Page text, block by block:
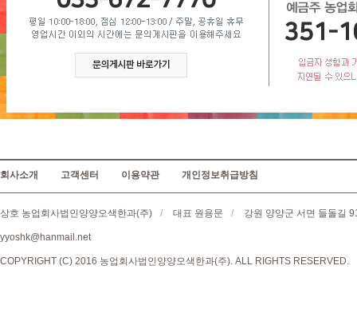
회사소개 고객센터 이용약관 개인정보취급방침
상호 농업회사법인양양오색한과(주) / 대표 원용문 / 강원 양양군 서면 들돌길
yyoshk@hanmail.net
COPYRIGHT (C) 2016 농업회사법인양양오색한과(주). ALL RIGHTS RESERVED.